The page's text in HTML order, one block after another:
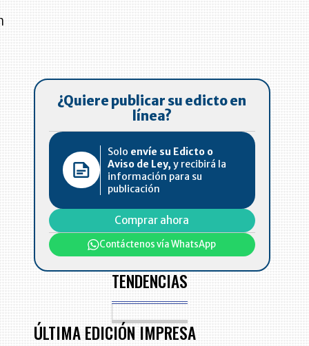
¿Quiere publicar su edicto en
línea?
Solo envíe su Edicto o
Aviso de Ley, y recibirá la
información para su
publicación
Comprar ahora
Contáctenos vía WhatsApp
TENDENCIAS
ÚLTIMA EDICIÓN IMPRESA